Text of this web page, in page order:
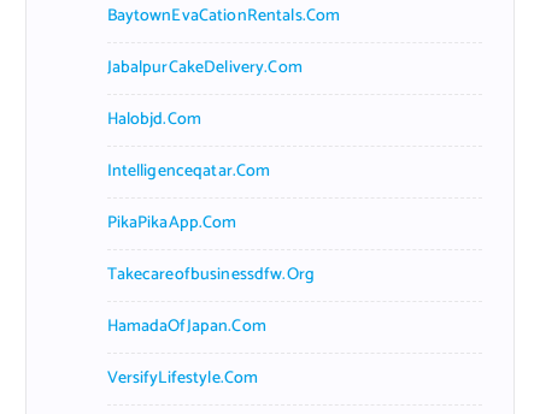
BaytownEvaCationRentals.com
JabalpurCakeDelivery.com
Halobjd.com
Intelligenceqatar.com
PikaPikaApp.com
Takecareofbusinessdfw.org
HamadaOfJapan.com
VersifyLifestyle.com